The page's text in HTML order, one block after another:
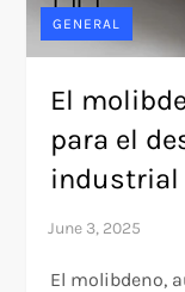
GENERAL
El
para el
industrial
El molibdeno,